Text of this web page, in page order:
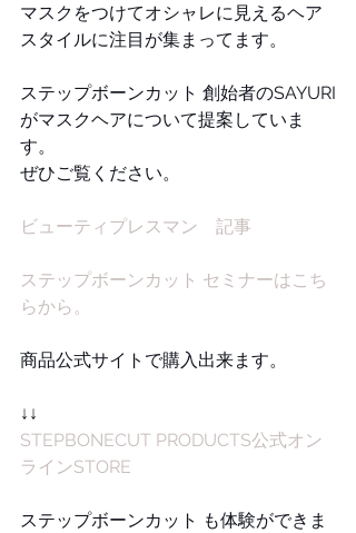
マスクをつけてオシャレに見えるヘア
スタイルに注目が集まってます。
ステップボーンカット 創始者のSAYURI
がマスクヘアについて提案していま
す。
ぜひご覧ください。
ビューティプレスマン　記事
ステップボーンカット セミナーはこち
らから。
商品公式サイトで購入出来ます。
↓↓
STEPBONECUT PRODUCTS公式オン
ラインSTORE
ステップボーンカット も体験ができま